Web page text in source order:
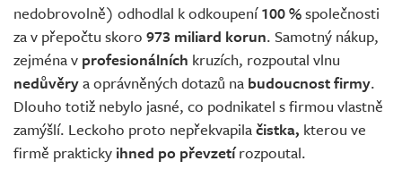
nedobrovolně) odhodlal k odkoupení100 %společnosti
za v přepočtu skoro 973 miliard korun. Samotný nákup,
zejména v profesionálních kruzích, rozpoutal vlnu
nedůvěrya oprávněných dotazů na budoucnost firmy.
Dlouho totiž nebylo jasné, co podnikatel s firmou vlastně
zamýšlí. Leckoho proto nepřekvapilačistka, kterou ve
firmě prakticky ihned po převzetírozpoutal.